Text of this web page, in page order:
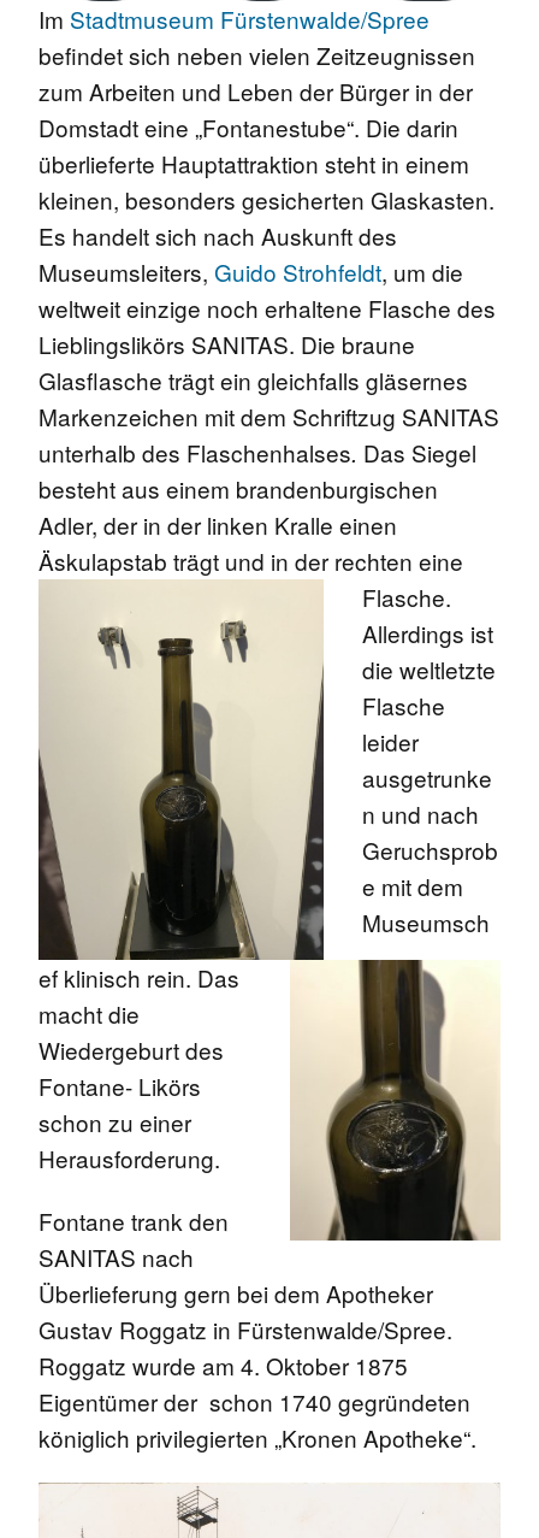
Im Stadtmuseum Fürstenwalde/Spree
befindet sich neben vielen Zeitzeugnissen
zum Arbeiten und Leben der Bürger in der
Domstadt eine „Fontanestube“. Die darin
überlieferte Hauptattraktion steht in einem
kleinen, besonders gesicherten Glaskasten.
Es handelt sich nach Auskunft des
Museumsleiters, Guido Strohfeldt, um die
weltweit einzige noch erhaltene Flasche des
Lieblingslikörs SANITAS. Die braune
Glasflasche trägt ein gleichfalls gläsernes
Markenzeichen mit dem Schriftzug SANITAS
unterhalb des Flaschenhalses. Das Siegel
besteht aus einem brandenburgischen
Adler, der in der linken Kralle einen
Äskulapstab trägt und in der rechten eine
Flasche.
Allerdings ist
die weltletzte
Flasche
leider
ausgetrunke
n und nach
Geruchsprob
e mit dem
Museumsch
ef klinisch rein. Das
macht die
Wiedergeburt des
Fontane- Likörs
schon zu einer
Herausforderung.
Fontane trank den
SANITAS nach
Überlieferung gern bei dem Apotheker
Gustav Roggatz in Fürstenwalde/Spree.
Roggatz wurde am 4. Oktober 1875
Eigentümer der schon 1740 gegründeten
königlich privilegierten „Kronen Apotheke“.